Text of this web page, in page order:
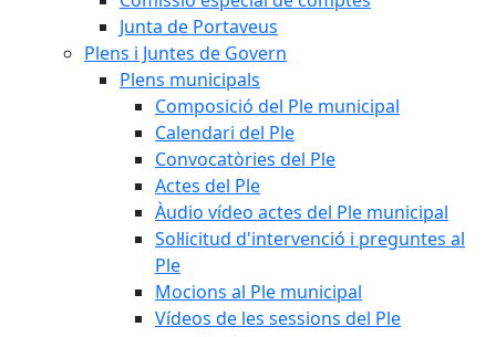
Junta de Portaveus
Plens i Juntes de Govern
Plens municipals
Composició del Ple municipal
Calendari del Ple
Convocatòries del Ple
Actes del Ple
Àudio vídeo actes del Ple municipal
Sol·licitud d'intervenció i preguntes al
Ple
Mocions al Ple municipal
Vídeos de les sessions del Ple